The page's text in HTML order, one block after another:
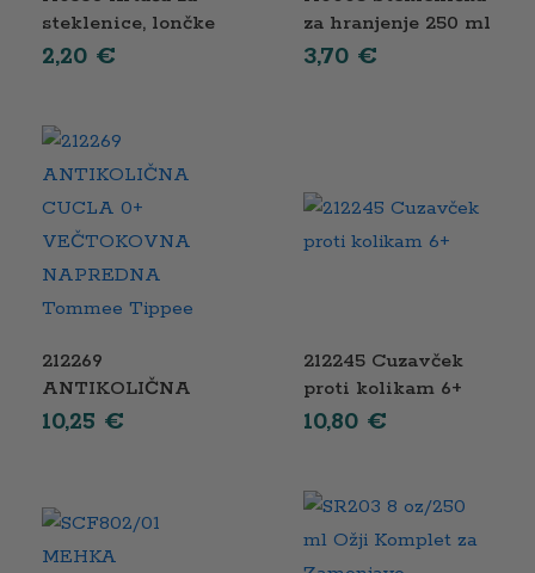
steklenice, lončke
in cuclje z
2,20 €
za hranjenje 250 ml
s silikonsko cucljo
3,70 €
212269
ANTIKOLIČNA
CUCLA 0+
10,25 €
212245 Cuzavček
proti kolikam 6+
10,80 €